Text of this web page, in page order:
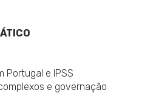
Portugal e IPSS
e governação